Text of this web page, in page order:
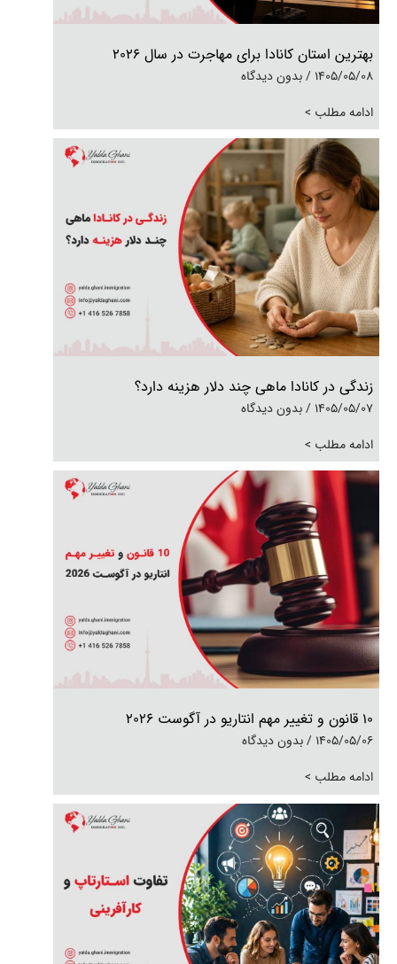
بهترین استان کانادا برای مهاجرت در سال 2026
1405/05/08
بدون دیدگاه
ادامه مطلب >
زندگی در کانادا ماهی چند دلار هزینه دارد؟
1405/05/07
بدون دیدگاه
ادامه مطلب >
۱۰ قانون و تغییر مهم انتاریو در آگوست ۲۰۲۶
1405/05/06
بدون دیدگاه
ادامه مطلب >